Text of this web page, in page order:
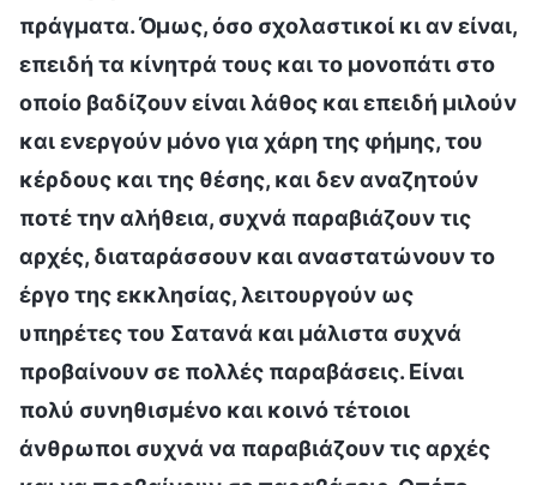
πράγματα. Όμως, όσο σχολαστικοί κι αν είναι,
επειδή τα κίνητρά τους και το μονοπάτι στο
οποίο βαδίζουν είναι λάθος και επειδή μιλούν
και ενεργούν μόνο για χάρη της φήμης, του
κέρδους και της θέσης, και δεν αναζητούν
ποτέ την αλήθεια, συχνά παραβιάζουν τις
αρχές, διαταράσσουν και αναστατώνουν το
έργο της εκκλησίας, λειτουργούν ως
υπηρέτες του Σατανά και μάλιστα συχνά
προβαίνουν σε πολλές παραβάσεις. Είναι
πολύ συνηθισμένο και κοινό τέτοιοι
άνθρωποι συχνά να παραβιάζουν τις αρχές